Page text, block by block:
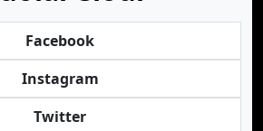
Facebook
Instagram
Twitter